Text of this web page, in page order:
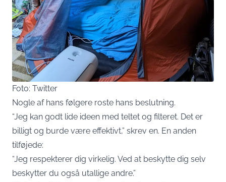
Foto: Twitter
Nogle af hans følgere roste hans beslutning.
“Jeg kan godt lide ideen med teltet og filteret. Det er
billigt og burde være effektivt,” skrev en. En anden
tilføjede:
“Jeg respekterer dig virkelig. Ved at beskytte dig selv
beskytter du også utallige andre.”